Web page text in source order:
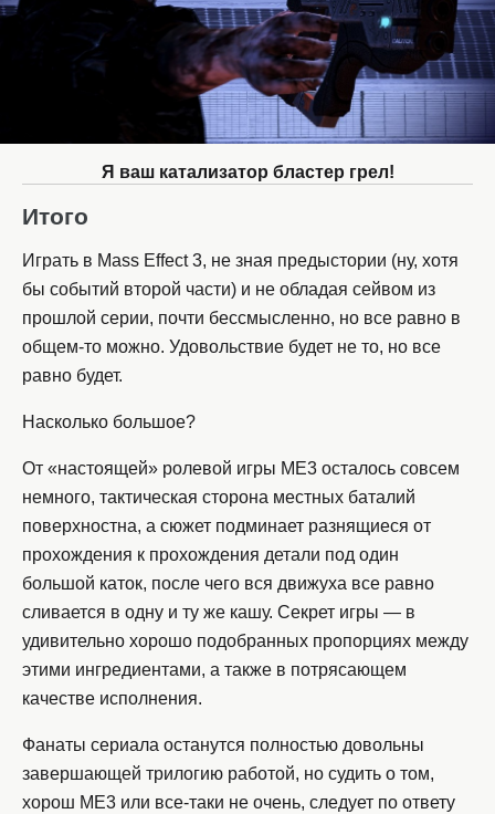
Я ваш катализатор бластер грел!
Итого
Играть в Mass Effect 3, не зная предыстории (ну, хотя
бы событий второй части) и не обладая сейвом из
прошлой серии, почти бессмысленно, но все равно в
общем-то можно. Удовольствие будет не то, но все
равно будет.
Насколько большое?
От «настоящей» ролевой игры ME3 осталось совсем
немного, тактическая сторона местных баталий
поверхностна, а сюжет подминает разнящиеся от
прохождения к прохождения детали под один
большой каток, после чего вся движуха все равно
сливается в одну и ту же кашу. Секрет игры — в
удивительно хорошо подобранных пропорциях между
этими ингредиентами, а также в потрясающем
качестве исполнения.
Фанаты сериала останутся полностью довольны
завершающей трилогию работой, но судить о том,
хорош ME3 или все-таки не очень, следует по ответу